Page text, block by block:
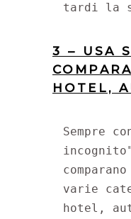
tardi la
3 – USA
HOTEL,
Sempre
varie
hotel,